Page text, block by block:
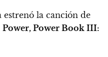
la canción de
Power, Power Book III: